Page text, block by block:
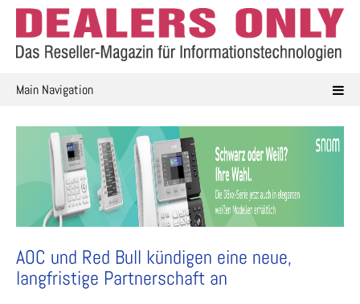
Skip
content
Main Navigation
AOC und Red Bull kündigen eine neue,
langfristige Partnerschaft an